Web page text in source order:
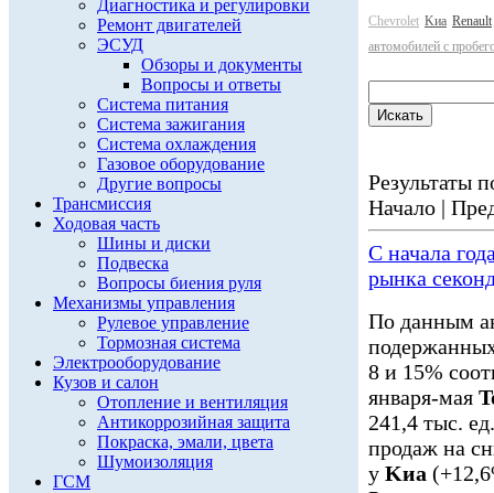
Диагностика и регулировки
Ремонт двигателей
ЭСУД
Обзоры и документы
Вопросы и ответы
Система питания
Система зажигания
Система охлаждения
Газовое оборудование
Другие вопросы
Трансмиссия
Ходовая часть
Шины и диски
Подвеска
Вопросы биения руля
Механизмы управления
Рулевое управление
Тормозная система
Электрооборудование
Кузов и салон
Отопление и вентиляция
Антикоррозийная защита
Покраска, эмали, цвета
Шумоизоляция
ГСМ
Chevrolet Kиа Renault
автомобилей с
Результаты
Начало |
С начала
рынка
По данным
8 и 15%
января-мая
241,4 тыс.
продаж на
у Kиа